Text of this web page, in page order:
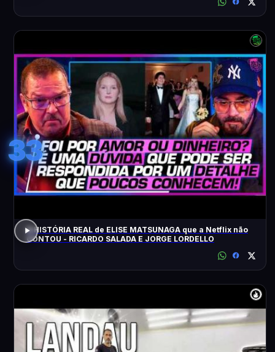
33
A HISTÓRIA REAL de ELISE MATSUNAGA que a Netflix não
CONTOU - RICARDO SALADA E JORGE LORDELLO